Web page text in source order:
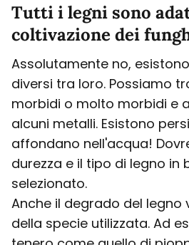
Tutti i legni sono
coltivazione dei
Assolutamente no,
diversi tra loro. Possiamo
morbidi o molto morbidi e
alcuni metalli. Esistono
affondano nell'acqua!
durezza e il tipo di legno in
selezionato.
Anche il degrado del legno
della specie utilizzata. Ad